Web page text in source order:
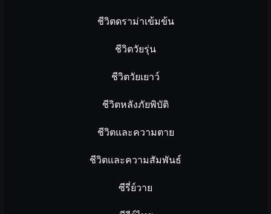
ชีวิตดราม่าเข้มข้น
ชีวิตวัยรุ่น
ชีวิตวัยเยาว์
ชีวิตหลังภัยพิบัติ
ชีวิตและความตาย
ชีวิตและความสัมพันธ์
ซีรี่ย์วาย